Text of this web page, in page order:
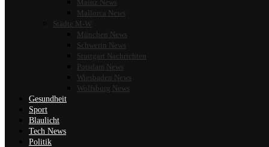
Mainz News
Mallorca News
Städte M-W
München News
Schwerin News
Stuttgart Nachrichten
Potsdam News
Wiesbaden News
Wolfsburg News
Gesundheit
Sport
Blaulicht
Tech News
Politik